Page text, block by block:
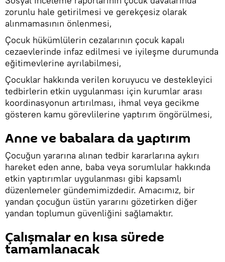
zorunlu hale getirilmesi ve gerekçesiz olarak
alınmamasının önlenmesi,
Çocuk hükümlülerin cezalarının çocuk kapalı
cezaevlerinde infaz edilmesi ve iyileşme durumunda
eğitimevlerine ayrılabilmesi,
Çocuklar hakkında verilen koruyucu ve destekleyici
tedbirlerin etkin uygulanması için kurumlar arası
koordinasyonun artırılması, ihmal veya gecikme
gösteren kamu görevlilerine yaptırım öngörülmesi,
Anne ve babalara da yaptırım
Çocuğun yararına alınan tedbir kararlarına aykırı
hareket eden anne, baba veya sorumlular hakkında
etkin yaptırımlar uygulanması gibi kapsamlı
düzenlemeler gündemimizdedir. Amacımız, bir
yandan çocuğun üstün yararını gözetirken diğer
yandan toplumun güvenliğini sağlamaktır.
Çalışmalar en kısa sürede
tamamlanacak